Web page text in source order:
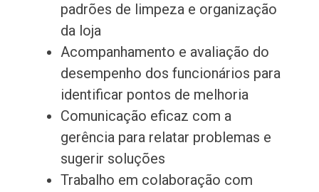
padrões de limpeza e organização
da loja
Acompanhamento e avaliação do
desempenho dos funcionários para
identificar pontos de melhoria
Comunicação eficaz com a
gerência para relatar problemas e
sugerir soluções
Trabalho em colaboração com